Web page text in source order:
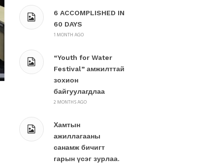
6 ACCOMPLISHED IN
60 DAYS
1 MONTH AGO
“Youth for Water
Festival” амжилттай
зохион
байгуулагдлаа
2 MONTHS AGO
Хамтын
ажиллагааны
санамж бичигт
гарын үсэг зурлаа.